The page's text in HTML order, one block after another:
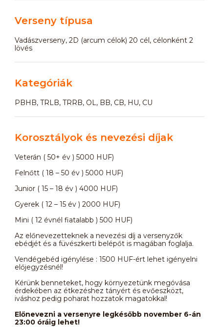
Verseny típusa
Vadászverseny, 2D (arcum célok) 20 cél, célonként 2
lövés
Kategóriák
PBHB, TRLB, TRRB, OL, BB, CB, HU, CU
Korosztályok és nevezési díjak
Veterán ( 50+ év ) 5000 HUF)
Felnőtt ( 18 – 50 év ) 5000 HUF)
Junior ( 15 – 18 év ) 4000 HUF)
Gyerek ( 12 – 15 év ) 2000 HUF)
Mini ( 12 évnél fiatalabb ) 500 HUF)
Az előnevezetteknek a nevezési díj a versenyzők
ebédjét és a füvészkerti belépőt is magában foglalja.
Vendégebéd igénylése : 1500 HUF-ért lehet igényelni
előjegyzésnél!
Kérünk benneteket, hogy környezetünk megóvása
érdekében az étkezéshez tányért és evőeszközt,
iváshoz pedig poharat hozzatok magatokkal!
Előnevezni a versenyre legkésőbb november 6-án
23:00 óráig lehet!